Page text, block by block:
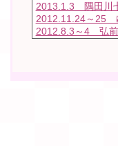
2013.1.3 隅田川
2012.11.24～25
2012.8.3～4 弘前